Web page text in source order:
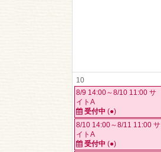
10
8/9 14:00～8/10 11:00 サ
イトA
受付中 (●)
8/10 14:00～8/11 11:00 サ
イトA
受付中 (●)